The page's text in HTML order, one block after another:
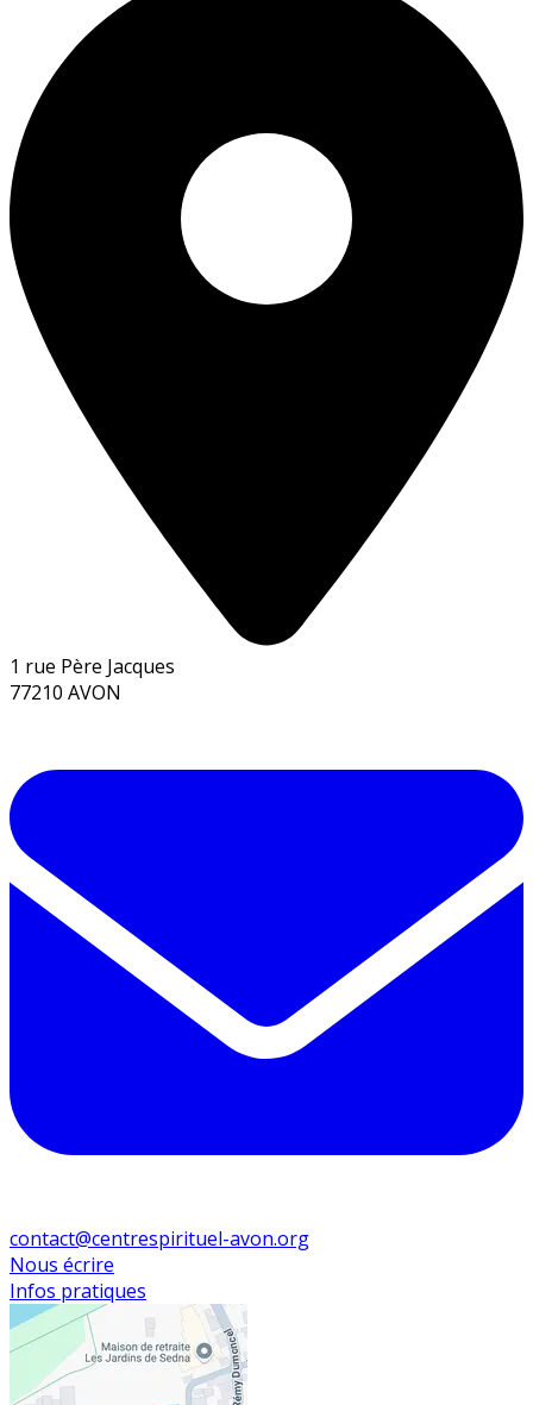
1 rue Père Jacques
77210 AVON
contact@centrespirituel-avon.org
Nous écrire
Infos pratiques